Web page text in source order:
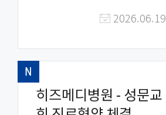
정"에서 히즈메디병원이 의
력검정 중 사고 발생에 대비
정 진행 기간동안 함께했습
니다. 히즈메디병원은 지역
2026.06.19
히즈메디병원 - 성문교